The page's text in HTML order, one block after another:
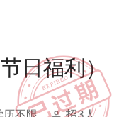
日福利）